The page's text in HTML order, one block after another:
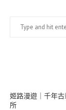
姬路漫遊｜千年
所